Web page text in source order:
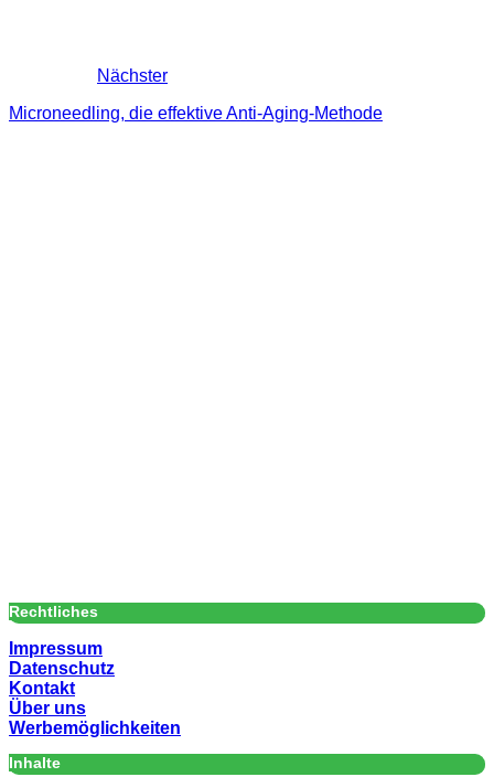
Nächster
Microneedling, die effektive Anti-Aging-Methode
Rechtliches
Impressum
Datenschutz
Kontakt
Über uns
Werbemöglichkeiten
Inhalte